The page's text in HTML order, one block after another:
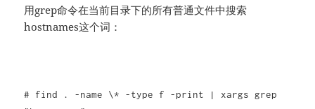
用grep命令在当前目录下的所有普通文件中搜索
hostnames这个词：
# find . -name \* -type f -print | xargs grep